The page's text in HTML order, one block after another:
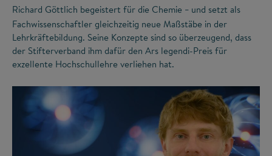
Richard Göttlich begeistert für die Chemie – und setzt als
Fachwissenschaftler gleichzeitig neue Maßstäbe in der
Lehrkräftebildung. Seine Konzepte sind so überzeugend, dass
der Stifterverband ihm dafür den Ars legendi-Preis für
exzellente Hochschullehre verliehen hat.